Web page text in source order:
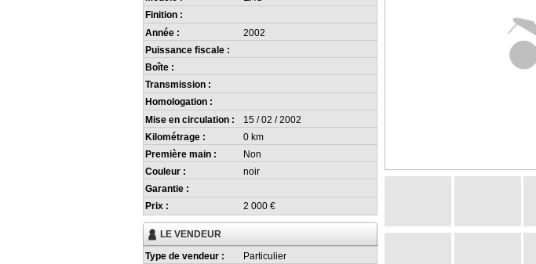
Finition :
Année :
2002
Puissance fiscale :
Boîte :
Transmission :
Homologation :
Mise en circulation :
15 / 02 / 2002
Kilométrage :
0 km
Première main :
Non
Couleur :
noir
Garantie :
Prix :
2 000 €
LE VENDEUR
Type de vendeur :
Particulier